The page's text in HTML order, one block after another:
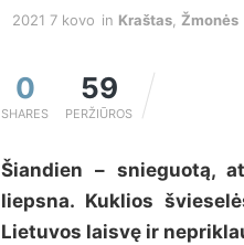
2021 7 kovo in Kraštas, Žmonės
0
SHARES
59
PERŽIŪROS
Šiandien – snieguotą,
liepsna. Kuklios
Lietuvos laisvę ir